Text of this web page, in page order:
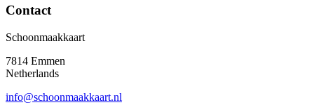
Contact
Schoonmaakkaart
7814 Emmen
Netherlands
info@schoonmaakkaart.nl